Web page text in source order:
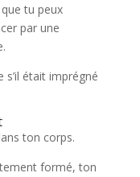
tu peux
par une
était imprégné
ton corps.
formé, ton